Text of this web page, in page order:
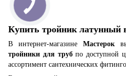
Купить тройник латунный
В интернет-магазине Мастерок
тройники для трубпо доступной
ассортимент сантехнических